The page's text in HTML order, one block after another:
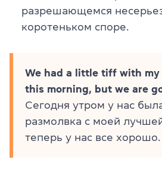
разрешающемся
коротеньком споре.
We had a little tiff with
this morning, but we are
Сегодня утром у нас
размолвка с моей
теперь у нас все хорошо.